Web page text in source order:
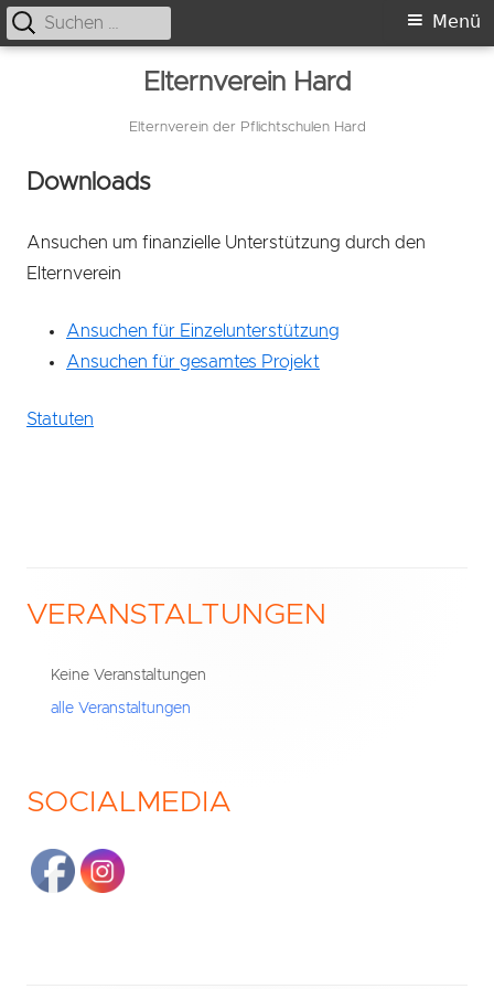
Elternverein Hard
Elternverein der Pflichtschulen Hard
Primäres
Menü
Suche
nach:
Downloads
Ansuchen um finanzielle Unterstützung durch den
Elternverein
Ansuchen für Einzelunterstützung
Ansuchen für gesamtes Projekt
Statuten
Haupt-
Seitenleiste
VERANSTALTUNGEN
Keine Veranstaltungen
alle Veranstaltungen
SOCIALMEDIA